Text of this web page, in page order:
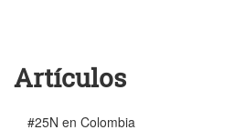
Artículos
#25N en Colombia